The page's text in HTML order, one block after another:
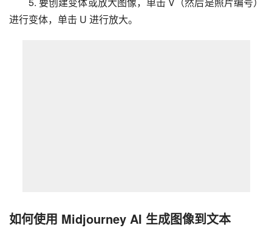
进行变体，单击 U 进行放大。
如何使用 Midjourney AI 生成图像到文本